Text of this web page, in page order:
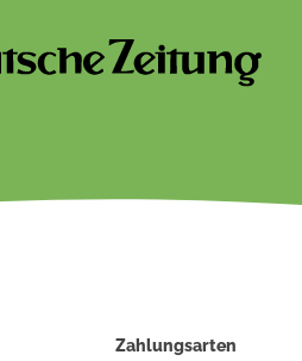
Zahlungsarten